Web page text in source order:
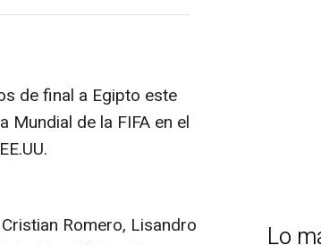
de final a Egipto este
Mundial de la FIFA en el
Romero, Lisandro
Lo